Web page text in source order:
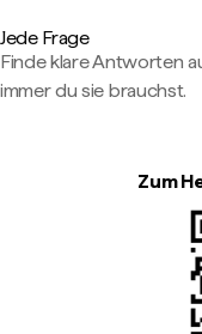
Jede Frage
Finde klare Antworten
immer du sie brauchst.
Zum